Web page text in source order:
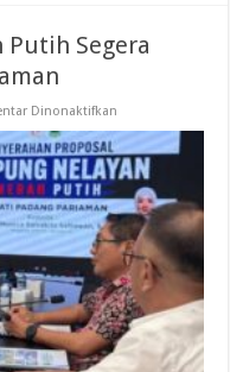
Putih Segera
Dinonaktifkan
Merah
Putih
Segera
Dibangun
di
Padang
Pariaman